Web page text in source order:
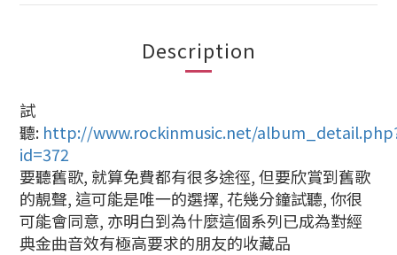
Description
試
聽: http://www.rockinmusic.net/
id=372
要聽舊歌, 就算免費都有很多途徑, 但要欣賞到舊歌
的靚聲, 這可能是唯一的選擇, 花幾分鐘試聽, 你很
可能會同意, 亦明白到為什麼這個系列已成為對經
典金曲音效有極高要求的朋友的收藏品